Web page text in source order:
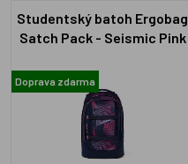
Studentský batoh Ergobag
Satch Pack - Seismic Pink
Doprava zdarma